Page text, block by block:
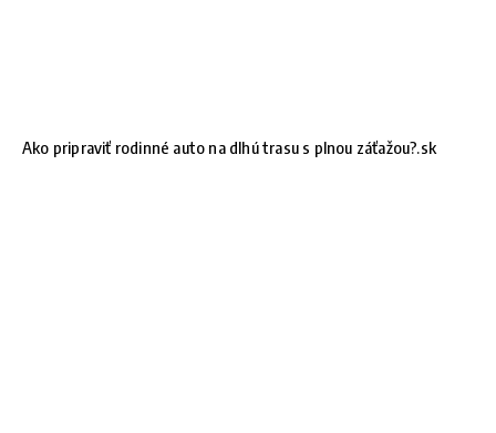
Ako pripraviť rodinné auto na dlhú trasu s plnou záťažou?.sk